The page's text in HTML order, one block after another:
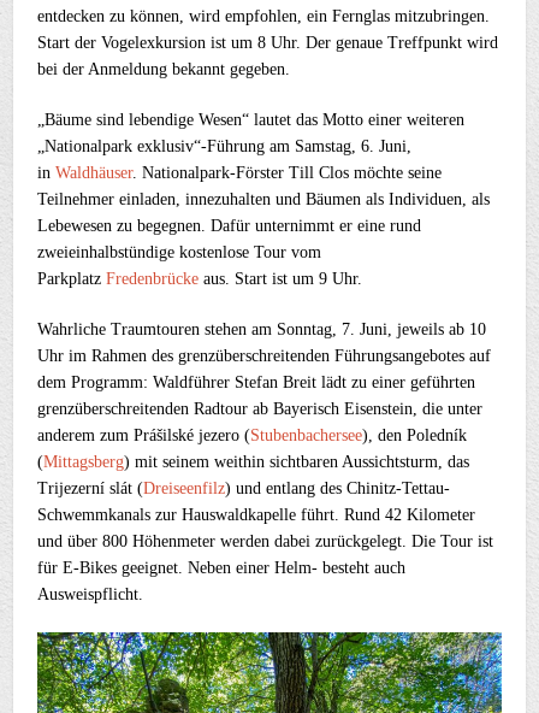
entdecken zu können, wird empfohlen, ein Fernglas mitzubringen.
Start der Vogelexkursion ist um 8 Uhr. Der genaue Treffpunkt wird
bei der Anmeldung bekannt gegeben.
„Bäume sind lebendige Wesen“ lautet das Motto einer weiteren
„Nationalpark exklusiv“-Führung am Samstag, 6. Juni,
inWaldhäuser. Nationalpark-Förster Till Clos möchte seine
Teilnehmer einladen, innezuhalten und Bäumen als Individuen, als
Lebewesen zu begegnen. Dafür unternimmt er eine rund
zweieinhalbstündige kostenlose Tour vom
ParkplatzFredenbrücke aus. Start ist um 9 Uhr.
Wahrliche Traumtouren stehen am Sonntag, 7. Juni, jeweils ab 10
Uhr im Rahmen des grenzüberschreitenden Führungsangebotes auf
dem Programm: Waldführer Stefan Breit lädt zu einer geführten
grenzüberschreitenden Radtour ab Bayerisch Eisenstein, die unter
anderem zum Prášilské jezero (Stubenbachersee), den Poledník
(Mittagsberg) mit seinem weithin sichtbaren Aussichtsturm, das
Trijezerní slát (Dreiseenfilz) und entlang des Chinitz-Tettau-
Schwemmkanals zur Hauswaldkapelle führt. Rund 42 Kilometer
und über 800 Höhenmeter werden dabei zurückgelegt. Die Tour ist
für E-Bikes geeignet. Neben einer Helm- besteht auch
Ausweispflicht.